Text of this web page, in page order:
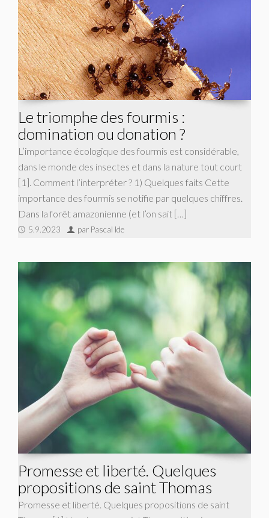
Le triomphe des fourmis :
domination ou donation ?
L’importance écologique des fourmis est considérable,
dans le monde des insectes et dans la nature tout court
[1]. Comment l’interpréter ? 1) Quelques faits Cette
importance des fourmis se notifie par quelques chiffres.
Dans la forêt amazonienne (et l’on sait […]
5.9.2023 par Pascal Ide
Promesse et liberté. Quelques
propositions de saint Thomas
Promesse et liberté. Quelques propositions de saint